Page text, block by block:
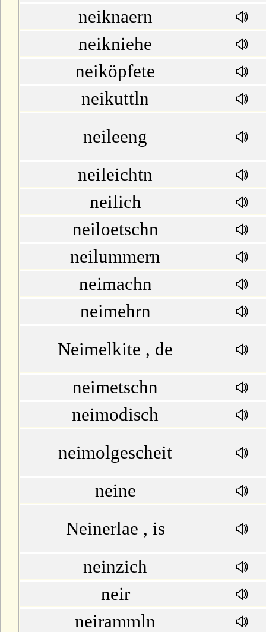
neiknaern
neikniehe
neiköpfete
neikuttln
neileeng
neileichtn
neilich
neiloetschn
neilummern
neimachn
neimehrn
Neimelkite , de
neimetschn
neimodisch
neimolgescheit
neine
Neinerlae , is
neinzich
neir
neirammln